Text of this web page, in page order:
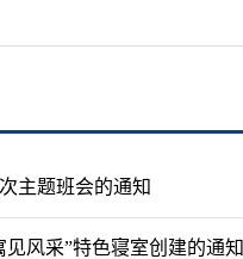
主题班会的通知
见风采”特色寝室创建的通知